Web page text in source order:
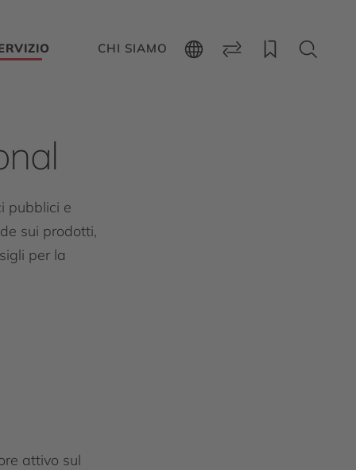
CHI SIAMO
pubblici e
sui prodotti,
per la
attivo sul